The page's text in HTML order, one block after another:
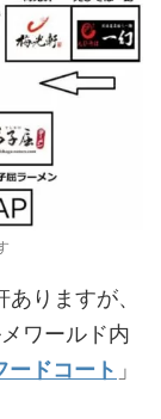
りますが、
ワールド内
ードコート 」